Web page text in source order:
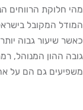
מהי חלוקת הרווחים
כאשר שיעור גבוה
גובה ההון המנוהל,
משפיעים גם הם על